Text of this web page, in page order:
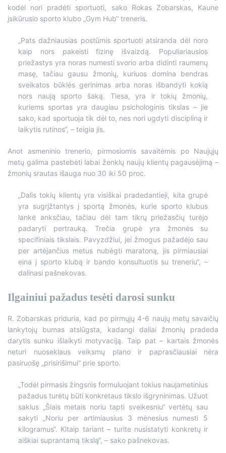
kodėl nori pradėti sportuoti, sako Rokas Zobarskas, Kaune
įsikūrusio sporto klubo „Gym Hub“ treneris.
„Pats dažniausias postūmis sportuoti atsiranda dėl noro
kaip nors pakeisti fizinę išvaizdą. Populiariausios
priežastys yra noras numesti svorio arba didinti raumenų
masę, tačiau gausu žmonių, kuriuos domina bendras
sveikatos būklės gerinimas arba noras išbandyti kokią
nors naują sporto šaką. Tiesa, yra ir tokių žmonių,
kuriems sportas yra daugiau psichologinis tikslas – jie
sako, kad sportuoja tik dėl to, nes nori ugdyti discipliną ir
laikytis rutinos“, – teigia jis.
Anot asmeninio trenerio, pirmosiomis savaitėmis po Naujųjų
metų galima pastebėti labai ženklų naujų klientų pagausėjimą –
žmonių srautas išauga nuo 30 iki 50 proc.
„Dalis tokių klientų yra visiškai pradedantieji, kita grupė
yra sugrįžtantys į sportą žmonės, kurie sporto klubus
lankė anksčiau, tačiau dėl tam tikrų priežasčių turėjo
padaryti pertrauką. Trečia grupė yra žmonės su
specifiniais tikslais. Pavyzdžiui, jei žmogus pažadėjo sau
per artėjančius metus nubėgti maratoną, jis pirmiausiai
eina į sporto klubą ir bando konsultuotis su treneriu“, –
dalinasi pašnekovas.
Ilgainiui pažadus tesėti darosi sunku
R. Zobarskas priduria, kad po pirmųjų 4-6 naujų metų savaičių
lankytojų bumas atslūgsta, kadangi daliai žmonių pradeda
darytis sunku išlaikyti motyvaciją. Taip pat – kartais žmonės
neturi nuoseklaus veiksmų plano ir paprasčiausiai nėra
pasiruošę „prisirišimui“ prie sporto.
„Todėl pirmasis žingsnis formuluojant tokius naujametinius
pažadus turėtų būti konkretaus tikslo išgryninimas. Užuot
sakius „Šiais metais noriu tapti sveikesniu“ vertėtų sau
sakyti „Noriu per artimiausius 3 mėnesius numesti 5
kilogramus“. Kitaip tariant – turite nusistatyti konkretų ir
aiškiai suprantamą tikslą“, – sako pašnekovas.